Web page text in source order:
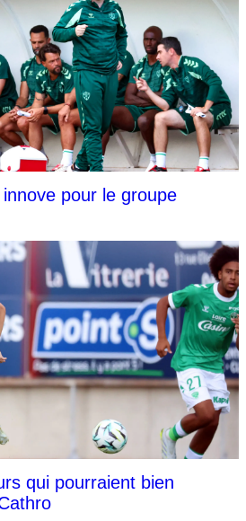
pour le groupe
qui pourraient bien